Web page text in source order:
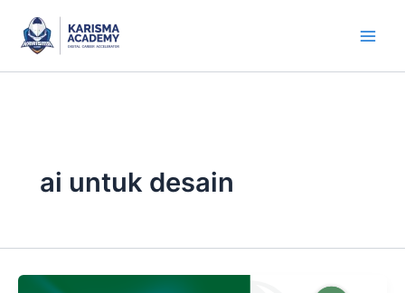
content
ai untuk desain